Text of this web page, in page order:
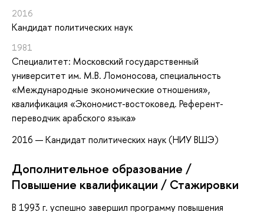
2016
Кандидат политических наук
1981
Специалитет: Московский государственный
университет им. М.В. Ломоносова, специальность
«Международные экономические отношения»,
квалификация «Экономист-востоковед. Референт-
переводчик арабского языка»
2016 — Кандидат политических наук (НИУ ВШЭ)
Дополнительное образование /
Повышение квалификации / Стажировки
В 1993 г. успешно завершил программу повышения